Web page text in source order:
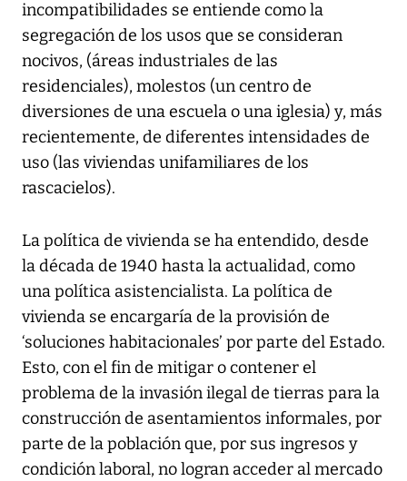
incompatibilidades se entiende como la
segregación de los usos que se consideran
nocivos, (áreas industriales de las
residenciales), molestos (un centro de
diversiones de una escuela o una iglesia) y, más
recientemente, de diferentes intensidades de
uso (las viviendas unifamiliares de los
rascacielos).
La política de vivienda se ha entendido, desde
la década de 1940 hasta la actualidad, como
una política asistencialista. La política de
vivienda se encargaría de la provisión de
‘soluciones habitacionales’ por parte del Estado.
Esto, con el fin de mitigar o contener el
problema de la invasión ilegal de tierras para la
construcción de asentamientos informales, por
parte de la población que, por sus ingresos y
condición laboral, no logran acceder al mercado